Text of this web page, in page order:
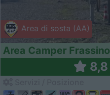
Area di sosta (AA)
Area Camper Frassino
8,8